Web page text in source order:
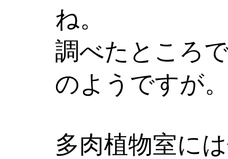
ね。
調べたところ
のようですが
多肉植物室に